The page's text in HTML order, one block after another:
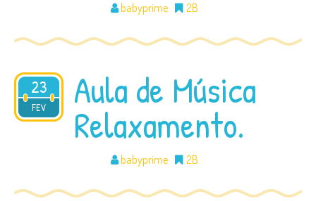
babyprime 2B
23
FEV
2018 Aula de Música
Relaxamento.
babyprime 2B